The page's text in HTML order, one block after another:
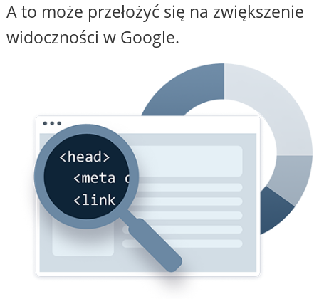
A to może przełożyć się na zwiększenie
widoczności w Google.